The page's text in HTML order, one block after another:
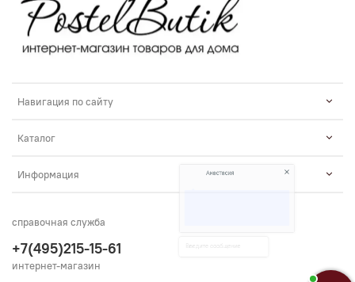
Навигация по сайту
Каталог
Информация
справочная служба
+7(495)215-15-61
интернет-магазин
Я Анастасия, Ваш консультант.